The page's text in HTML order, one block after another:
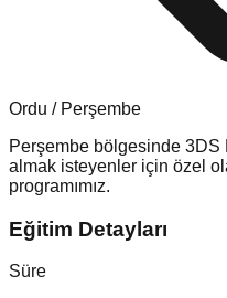
Ordu / Perşembe
Perşembe bölgesinde 3DS
almak isteyenler için özel
programımız.
Eğitim Detayları
Süre